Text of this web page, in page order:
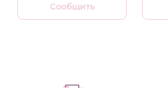
Сообщить